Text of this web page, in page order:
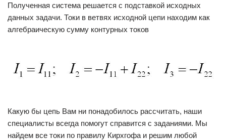
Полученная система решается с подставкой исходных
данных задачи. Токи в ветвях исходной цепи находим как
алгебраическую сумму контурных токов
Какую бы цепь Вам ни понадобилось рассчитать, наши
специалисты всегда помогут справится с заданиями. Мы
найдем все токи по правилу Кирхгофа и решим любой